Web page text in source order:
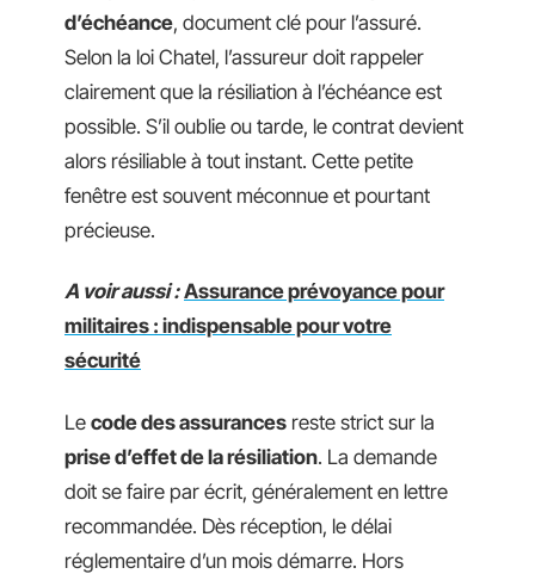
d’échéance, document clé pour l’assuré.
Selon la loi Chatel, l’assureur doit rappeler
clairement que la résiliation à l’échéance est
possible. S’il oublie ou tarde, le contrat devient
alors résiliable à tout instant. Cette petite
fenêtre est souvent méconnue et pourtant
précieuse.
A voir aussi : Assurance prévoyance pour
militaires : indispensable pour votre
sécurité
Le code des assurances reste strict sur la
prise d’effet de la résiliation. La demande
doit se faire par écrit, généralement en lettre
recommandée. Dès réception, le délai
réglementaire d’un mois démarre. Hors